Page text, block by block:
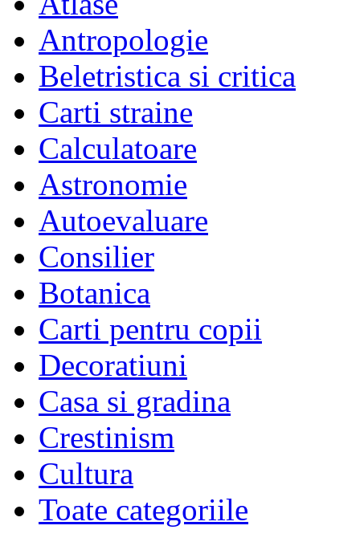
Antropologie
Beletristica si critica
Carti straine
Calculatoare
Astronomie
Autoevaluare
Consilier
Botanica
Carti pentru copii
Decoratiuni
Casa si gradina
Crestinism
Cultura
Toate categoriile